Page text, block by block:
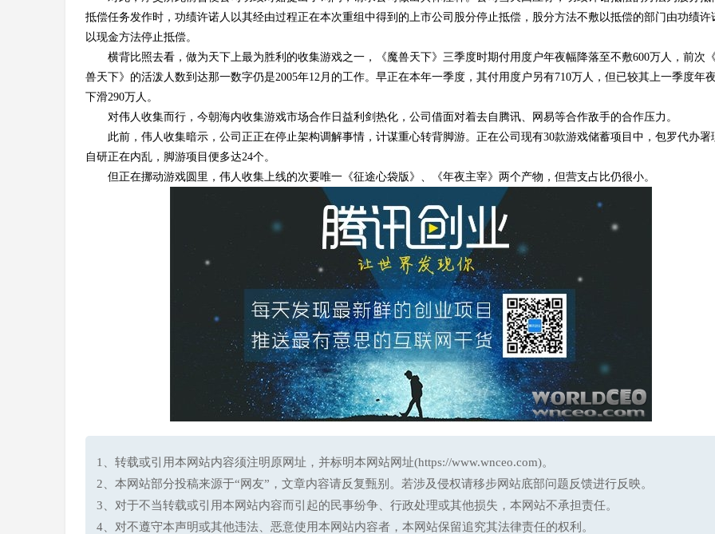
抵偿任务发作时，功绩许诺人以其经由过程正在本次重组中得到的上市公司股分停止抵偿，股分方法不敷以抵偿的部门由功绩许
以现金方法停止抵偿。
横背比照去看，做为天下上最为胜利的收集游戏之一，《魔兽天下》三季度时期付用度户年夜幅降落至不敷600万人，前次
兽天下》的活泼人数到达那一数字仍是2005年12月的工作。早正在本年一季度，其付用度户另有710万人，但已较其上一季度年
下滑290万人。
对伟人收集而行，今朝海内收集游戏市场合作日益利剑热化，公司借面对着去自腾讯、
网易等合作敌手的合作压力。
此前，伟人收集暗示，公司正正在停止架构调解事情，计谋重心转背脚游。正在公司现有30款游戏储蓄项目中，包罗代办署
自研正在内乱，脚游项目便多达24个。
但正在挪动游戏圆里，伟人收集上线的次要唯一《征途心袋版》、《年夜主宰》两个产物，但营支占比仍很小。
1、转载或引用本网站内容须注明原网址，并标明本网站网址(https://www.wnceo.com)。
2、本网站部分投稿来源于“网友”，文章内容请反复甄别。若涉及侵权请移步网站底部问题反馈进行反映。
3、对于不当转载或引用本网站内容而引起的民事纷争、行政处理或其他损失，本网站不承担责任。
4、对不遵守本声明或其他违法、恶意使用本网站内容者，本网站保留追究其法律责任的权利。
2023年全球创新指数：瑞士